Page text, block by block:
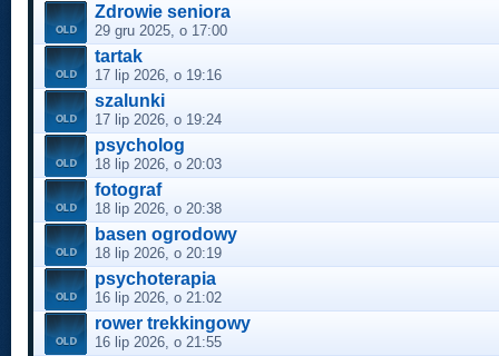
Zdrowie seniora
29 gru 2025, o 17:00
tartak
17 lip 2026, o 19:16
szalunki
17 lip 2026, o 19:24
psycholog
18 lip 2026, o 20:03
fotograf
18 lip 2026, o 20:38
basen ogrodowy
18 lip 2026, o 20:19
psychoterapia
16 lip 2026, o 21:02
rower trekkingowy
16 lip 2026, o 21:55